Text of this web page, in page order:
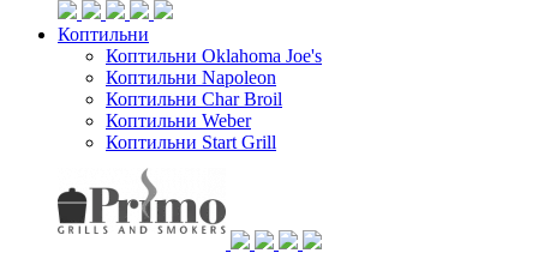
Коптильни
Коптильни Oklahoma Joe's
Коптильни Napoleon
Коптильни Char Broil
Коптильни Weber
Коптильни Start Grill